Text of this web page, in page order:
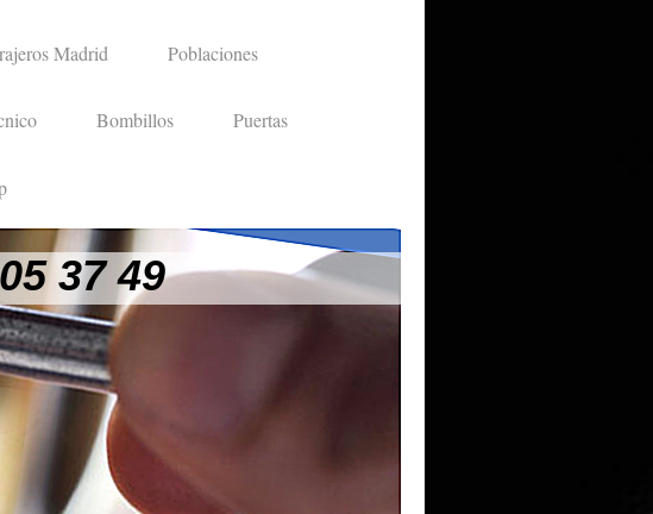
Madrid Poblaciones
Bombillos Puertas
37 49